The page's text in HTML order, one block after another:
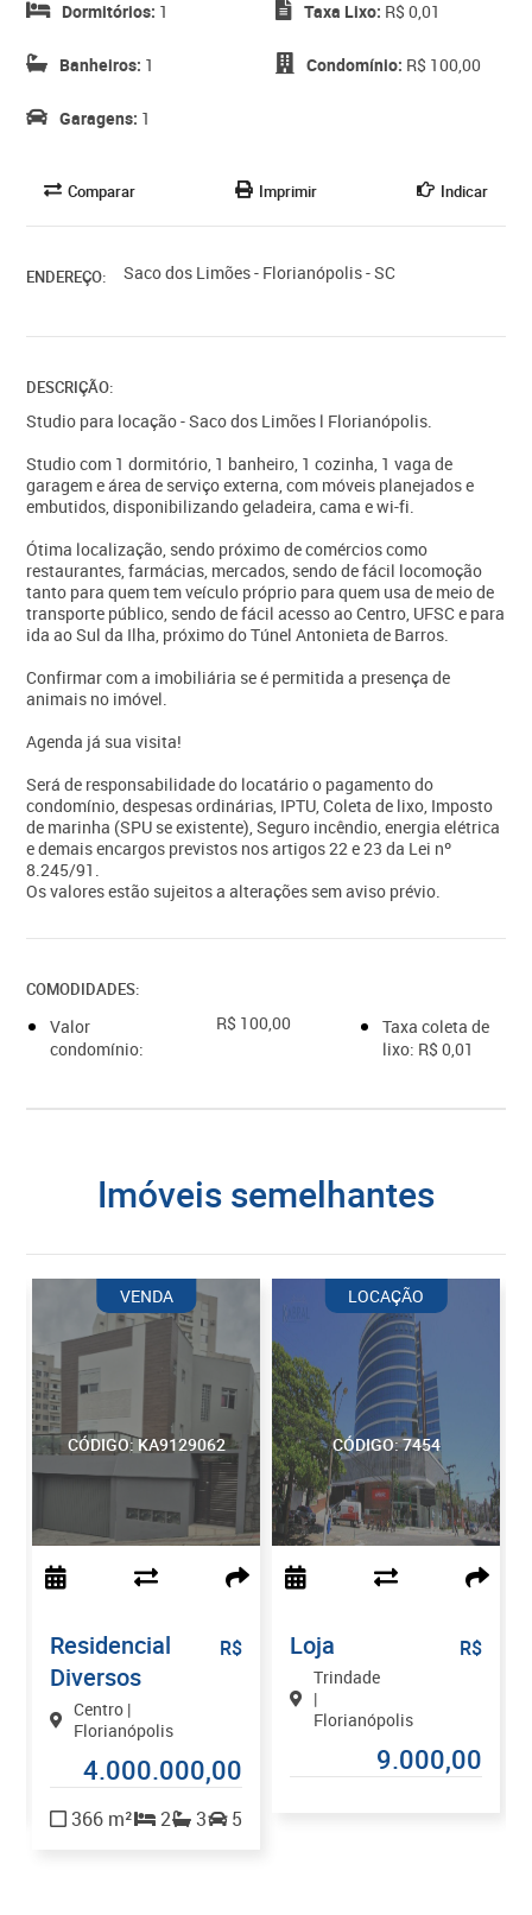
Dormitórios: 1
Banheiros: 1
Garagens: 1
Taxa Lixo: R$ 0,01
Condomínio: R$ 100,00
Comparar Imprimir Indicar
ENDEREÇO: Saco dos Limões - Florianópolis - SC
DESCRIÇÃO:
Studio para locação - Saco dos Limões l Florianópolis.
Studio com 1 dormitório, 1 banheiro, 1 cozinha, 1 vaga de
garagem e área de serviço externa, com móveis planejados e
embutidos, disponibilizando geladeira, cama e wi-fi.
Ótima localização, sendo próximo de comércios como
restaurantes, farmácias, mercados, sendo de fácil locomoção
tanto para quem tem veículo próprio para quem usa de meio de
transporte público, sendo de fácil acesso ao Centro, UFSC e para
ida ao Sul da Ilha, próximo do Túnel Antonieta de Barros.
Confirmar com a imobiliária se é permitida a presença de
animais no imóvel.
Agenda já sua visita!
Será de responsabilidade do locatário o pagamento do
condomínio, despesas ordinárias, IPTU, Coleta de lixo, Imposto
de marinha (SPU se existente), Seguro incêndio, energia elétrica
e demais encargos previstos nos artigos 22 e 23 da Lei nº
8.245/91.
Os valores estão sujeitos a alterações sem aviso prévio.
COMODIDADES:
Valor
condomínio:
R$ 100,00
Taxa coleta de
lixo: R$ 0,01
imóveis semelhantes
CÓDIGO: KA9129062
VENDA
Residencial
Diversos
Centro |
Florianópolis
R$
4.000.000,00
366 m² 2 3 5
CÓDIGO: 7454
LOCAÇÃO
Loja
Trindade
|
Florianópolis
R$
9.000,00